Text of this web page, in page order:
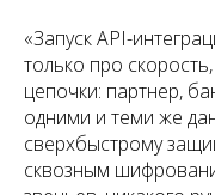
«Запуск API-
только про
цепочки: партнер,
одними и теми же
сверхбыстрому
сквозным